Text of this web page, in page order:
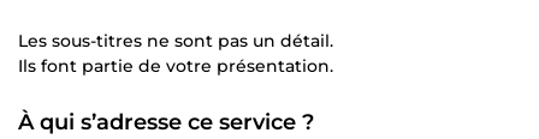
Les sous-titres ne sont pas un détail.
Ils font partie de votre présentation.
À qui s’adresse ce service ?